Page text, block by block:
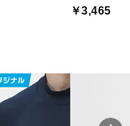
￥3,465